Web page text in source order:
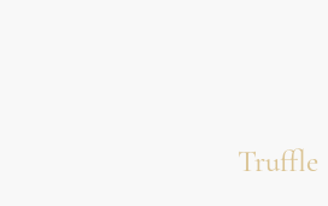
Truffle